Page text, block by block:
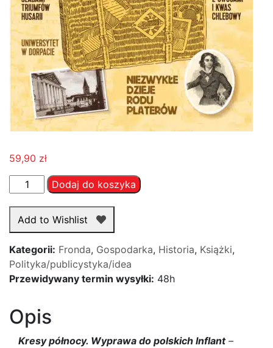
59,90 zł
ilość
Kresy
północy.
Wyprawa
polskich
Inflant
Dodaj do koszyka
Add to Wishlist
Kategorii: Fronda, Gospodarka, Historia, Książki,
Polityka/publicystyka/idea
Przewidywany termin wysyłki: 48h
Opis
Kresy północy. Wyprawa do polskich Inflant–